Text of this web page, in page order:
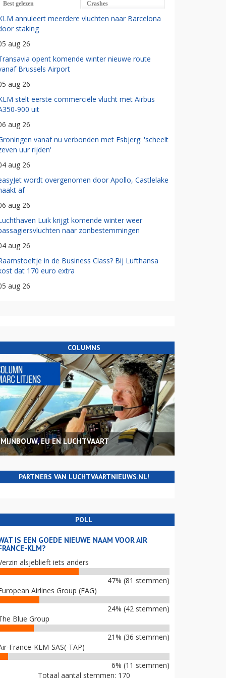
Best gelezen Crashes
annuleert meerdere vluchten naar Barcelona
staking
aug 26
opent komende winter nieuwe route
Brussels Airport
aug 26
stelt eerste commerciële vlucht met Airbus
900 uit
aug 26
vanaf nu verbonden met Esbjerg: 'scheelt
uur rijden'
aug 26
wordt overgenomen door Apollo, Castlelake
af
aug 26
Luik krijgt komende winter weer
naar zonbestemmingen
aug 26
in de Business Class? Bij Lufthansa
dat 170 euro extra
aug 26
COLUMNS
MIJNBOUW, EU EN LUCHTVAART
PARTNERS VAN LUCHTVAARTNIEUWS.NL!
POLL
IS EEN GOEDE NIEUWE NAAM VOOR AIR
KLM?
alsjeblieft iets anders
47% (81 stemmen)
Airlines Group (EAG)
24% (42 stemmen)
Blue Group
21% (36 stemmen)
France-KLM-SAS(-TAP)
6% (11 stemmen)
Totaal aantal stemmen: 170